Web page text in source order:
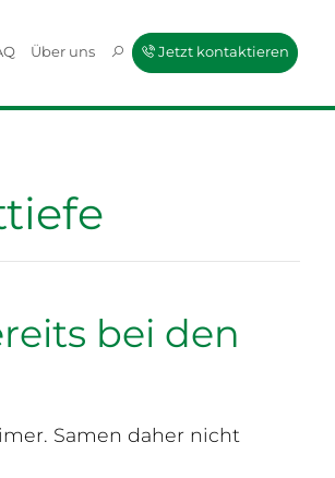
Über uns Jetzt kontaktieren
bei den
Samen daher nicht